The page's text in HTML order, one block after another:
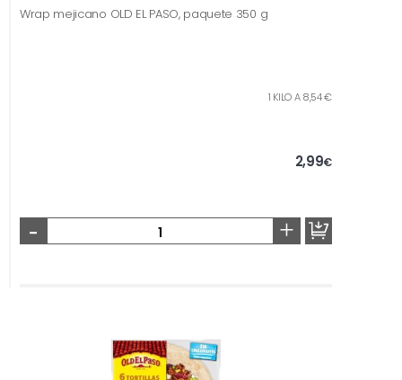
Wrap mejicano OLD EL PASO, paquete 350 g
1 KILO A 8,54 €
2,99€
- +